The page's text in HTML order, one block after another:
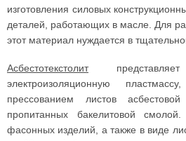
изготовления силовых
деталей, работающих в масле. Для
этот материал нуждается в
Асбестотекстолит
электроизоляционную
прессованием листов
пропитанных бакелитовой
фасонных изделий, а также в виде